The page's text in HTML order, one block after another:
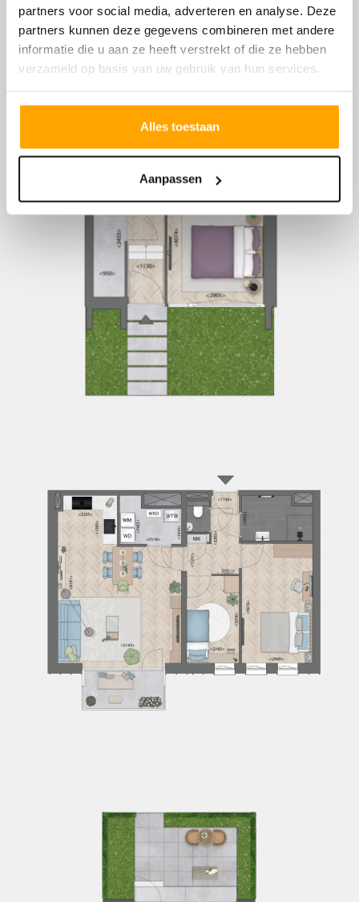
partners voor social media, adverteren en analyse. Deze
partners kunnen deze gegevens combineren met andere
informatie die u aan ze heeft verstrekt of die ze hebben
verzameld op basis van uw gebruik van hun services.
Alles toestaan
Aanpassen